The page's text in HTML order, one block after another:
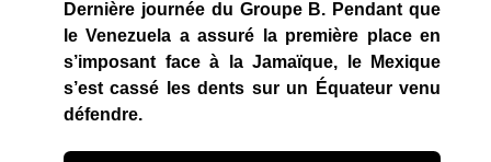
Dernière journée du Groupe B. Pendant que
le Venezuela a assuré la première place en
s’imposant face à la Jamaïque, le Mexique
s’est cassé les dents sur un
Équateur venu
défendre.